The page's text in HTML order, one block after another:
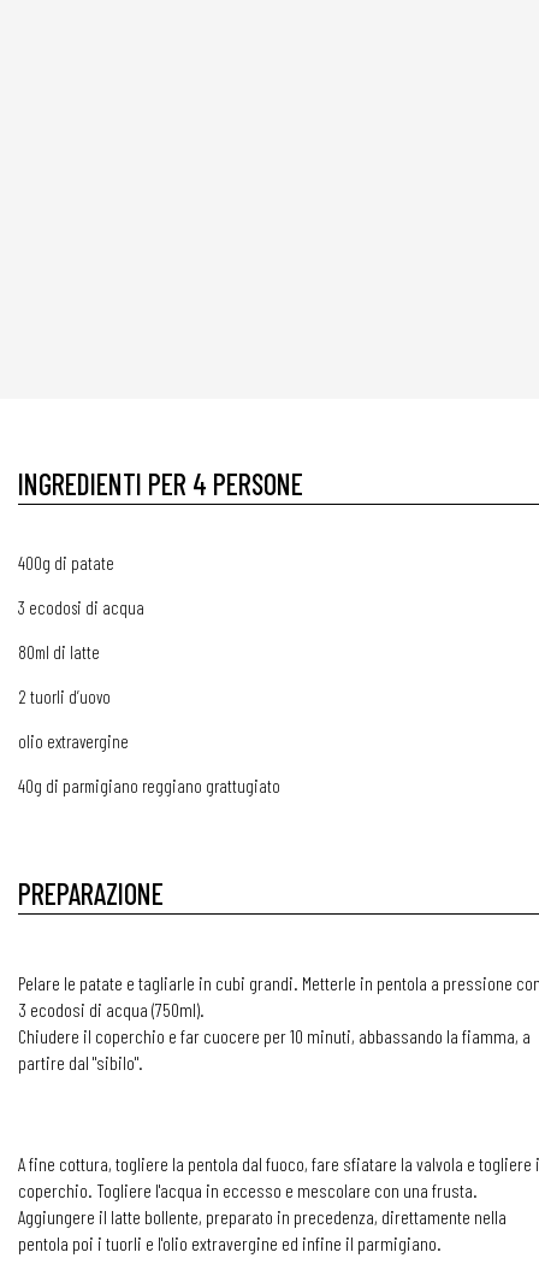
INGREDIENTI PER 4 PERSONE
400g di patate
3 ecodosi di acqua
80ml di latte
2 tuorli d’uovo
olio extravergine
40g di parmigiano reggiano grattugiato
PREPARAZIONE
Pelare le patate e tagliarle in cubi grandi. Metterle in pentola a pressione
3 ecodosi di acqua (750ml).
Chiudere il coperchio e far cuocere per 10 minuti, abbassando la fiamma, a
partire dal "sibilo".
A fine cottura, togliere la pentola dal fuoco, fare sfiatare la valvola e togliere
coperchio. Togliere l'acqua in eccesso e mescolare con una frusta.
Aggiungere il latte bollente, preparato in precedenza, direttamente nella
pentola poi i tuorli e l'olio extravergine ed infine il parmigiano.